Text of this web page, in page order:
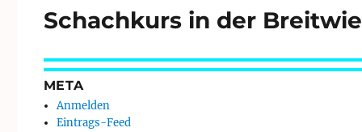
Nächster
Schachkurs in der
META
Anmelden
Eintrags-Feed